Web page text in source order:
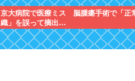
京大病院で医療ミス 脳腫瘍手術で「正
織」を誤って摘出…